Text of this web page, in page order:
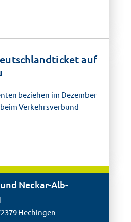
auf
beziehen im Dezember
Verkehrsverbund
Neckar-Alb-
Hechingen